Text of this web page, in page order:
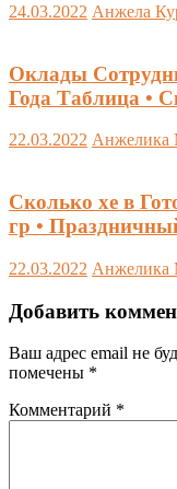
24.03.2022 Анжела
Оклады
Года Таблица •
22.03.2022 Анжелика
Сколько хе в
гр •
22.03.2022 Анжелика
Добавить
Ваш адрес email не
помечены *
Комментарий *